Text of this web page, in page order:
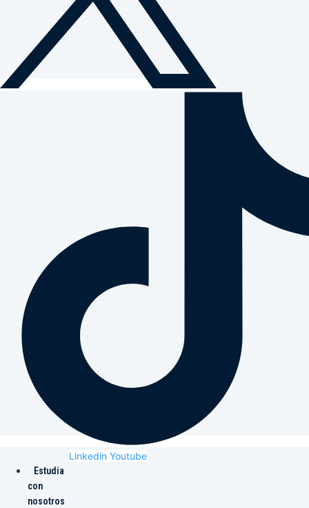
Linkedin Youtube
Estudia
con
nosotros